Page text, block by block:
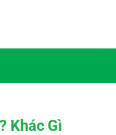
Khác Gì